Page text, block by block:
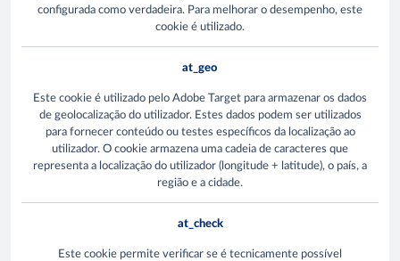
configurada como verdadeira. Para melhorar o desempenho, este
cookie é utilizado.
at_geo
Este cookie é utilizado pelo Adobe Target para armazenar os dados
de geolocalização do utilizador. Estes dados podem ser utilizados
para fornecer conteúdo ou testes específicos da localização ao
utilizador. O cookie armazena uma cadeia de caracteres que
representa a localização do utilizador (longitude + latitude), o país, a
região e a cidade.
at_check
Este cookie permite verificar se é tecnicamente possível